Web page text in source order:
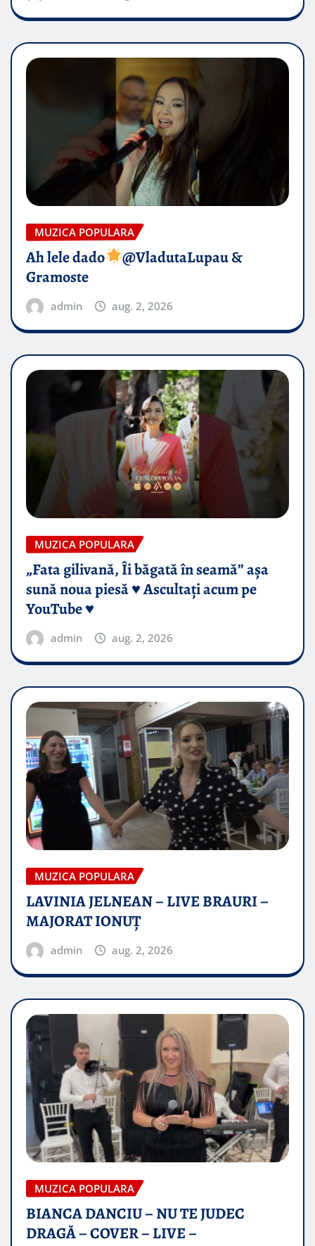
MUZICA POPULARA
Ah lele dado​
@VladutaLupau &
Gramoste
admin aug. 2, 2026
MUZICA POPULARA
„Fata gilivană, Îi băgată în seamă” așa
sună noua piesă ♥️ Ascultați acum pe
YouTube ♥️
admin aug. 2, 2026
MUZICA POPULARA
LAVINIA JELNEAN – LIVE BRAURI –
MAJORAT IONUŢ
admin aug. 2, 2026
MUZICA POPULARA
BIANCA DANCIU – NU TE JUDEC
DRAGĂ – COVER – LIVE –